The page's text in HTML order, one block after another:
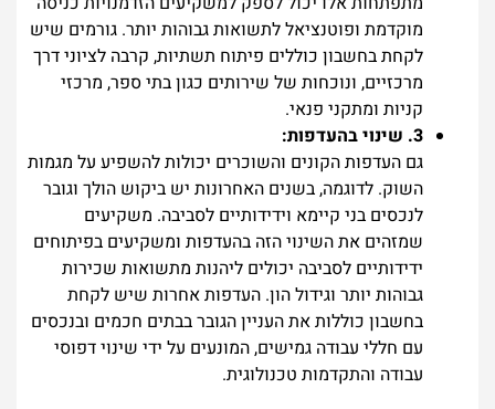
מוקדמת ופוטנציאל לתשואות גבוהות יותר. גורמים שיש
לקחת בחשבון כוללים פיתוח תשתיות, קרבה לציוני דרך
מרכזיים, ונוכחות של שירותים כגון בתי ספר, מרכזי
קניות ומתקני פנאי.
3. שינוי בהעדפות:
גם העדפות הקונים והשוכרים יכולות להשפיע על מגמות
השוק. לדוגמה, בשנים האחרונות יש ביקוש הולך וגובר
לנכסים בני קיימא וידידותיים לסביבה. משקיעים
שמזהים את השינוי הזה בהעדפות ומשקיעים בפיתוחים
ידידותיים לסביבה יכולים ליהנות מתשואות שכירות
גבוהות יותר וגידול הון. העדפות אחרות שיש לקחת
בחשבון כוללות את העניין הגובר בבתים חכמים ובנכסים
עם חללי עבודה גמישים, המונעים על ידי שינוי דפוסי
עבודה והתקדמות טכנולוגית.